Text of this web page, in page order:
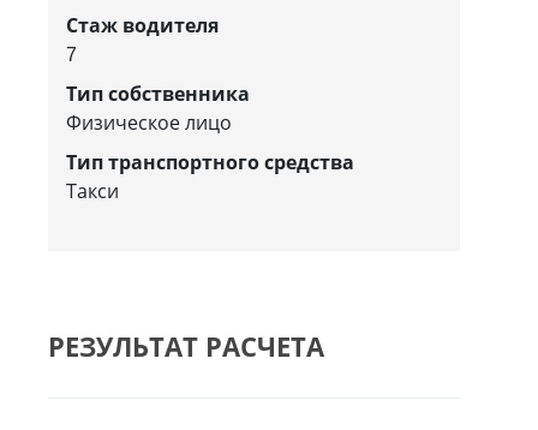
Стаж водителя
7
Тип собственника
Физическое лицо
Тип транспортного средства
Такси
РЕЗУЛЬТАТ РАСЧЕТА